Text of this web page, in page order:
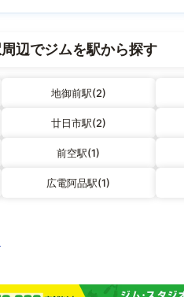
辺でジムを駅から探す
地御前駅(2)
廿日市駅(2)
前空駅(1)
広電阿品駅(1)